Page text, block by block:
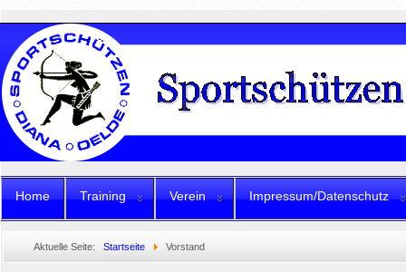
Home Training Verein Impressum/Datenschutz
Aktuelle Seite: Startseite Vorstand